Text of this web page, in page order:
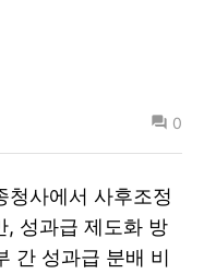
0
청사에서 사후조정
, 성과급 제도화 방
간 성과급 분배 비